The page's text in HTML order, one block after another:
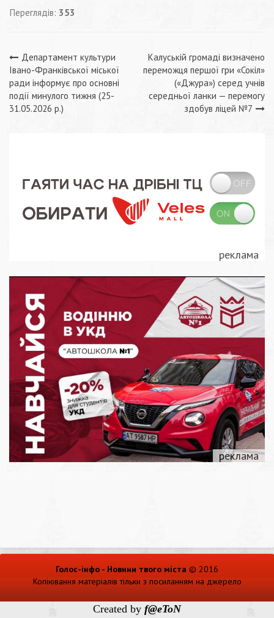
Переглядів: 353
Навігація
записів
Департамент культури
Івано-Франківської міської
ради інформує про основні
події минулого тижня (25-
31.05.2026 р.)
Калуській громаді визначено
переможця першої гри «Сокіл»
(«Джура») серед учнів
середньої ланки — перемогу
здобув ліцей №7
Голос-інфо - Новини твого міста © 2016
Копіювання матеріалів тільки з посиланням на джерело
Created by f@eToN